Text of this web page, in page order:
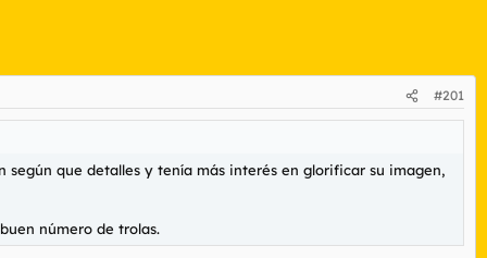
#201
que detalles y tenía más interés en glorificar su imagen,
número de trolas.